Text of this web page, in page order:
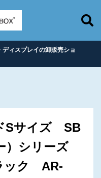
ィスプレイの卸販売ショ
Sサイズ SB
）シリーズ
ック AR-